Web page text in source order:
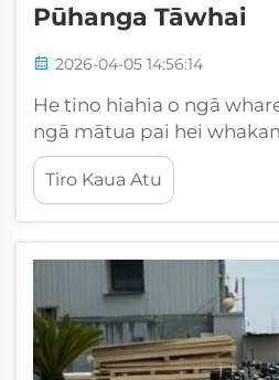
Pūhanga Tāwhai
2026-04-05 14:56:14
He tino hiahia o ngā
ngā mātua pai hei
torehanga. Ko tēnei tēnā
matua ko te mātua
mātua ana mātou i te
whakauru o mātou. Ko
tēnei ngā mātua o mātou
Tiro Kaua Atu